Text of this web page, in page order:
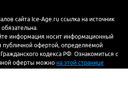
сайта Ice-Age.ru ссылка на источник
обязательна.
информация носит информационный
публичной офертой, определяемой
кодекса РФ. Ознакомиться с
оферты можно на этой странице